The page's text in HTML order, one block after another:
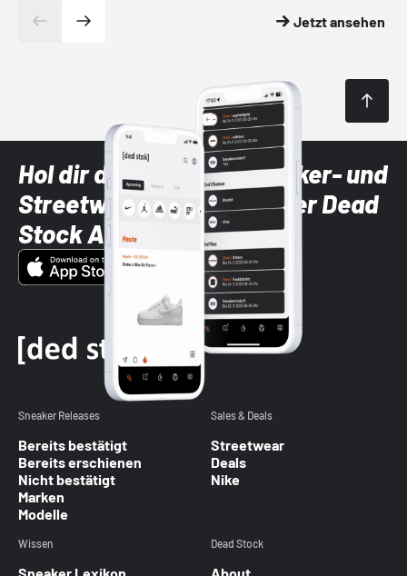
Jetzt ansehen
Hol dir die neuesten Sneaker- und
Streetwear-Brands mit der Dead
Stock App
Sneaker Releases
Bereits bestätigt
Bereits erschienen
Nicht bestätigt
Marken
Modelle
Sales & Deals
Streetwear
Deals
Nike
Wissen Dead Stock